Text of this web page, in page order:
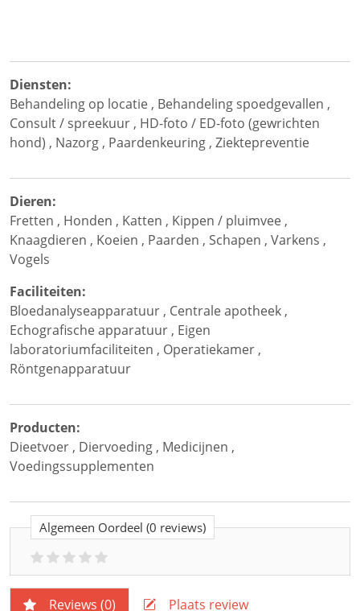
Diensten:
Behandeling op locatie , Behandeling spoedgevallen ,
Consult / spreekuur , HD-foto / ED-foto (gewrichten
hond) , Nazorg , Paardenkeuring , Ziektepreventie
Dieren:
Fretten , Honden , Katten , Kippen / pluimvee ,
Knaagdieren , Koeien , Paarden , Schapen , Varkens ,
Vogels
Faciliteiten:
Bloedanalyseapparatuur , Centrale apotheek ,
Echografische apparatuur , Eigen
laboratoriumfaciliteiten , Operatiekamer ,
Röntgenapparatuur
Producten:
Dieetvoer , Diervoeding , Medicijnen ,
Voedingssupplementen
Algemeen Oordeel (0 reviews)
Reviews (0) Plaats review